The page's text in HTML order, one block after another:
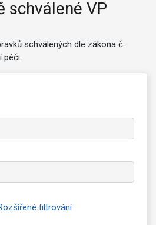
schválené VP
schválených dle zákona č.
péči.
filtrování